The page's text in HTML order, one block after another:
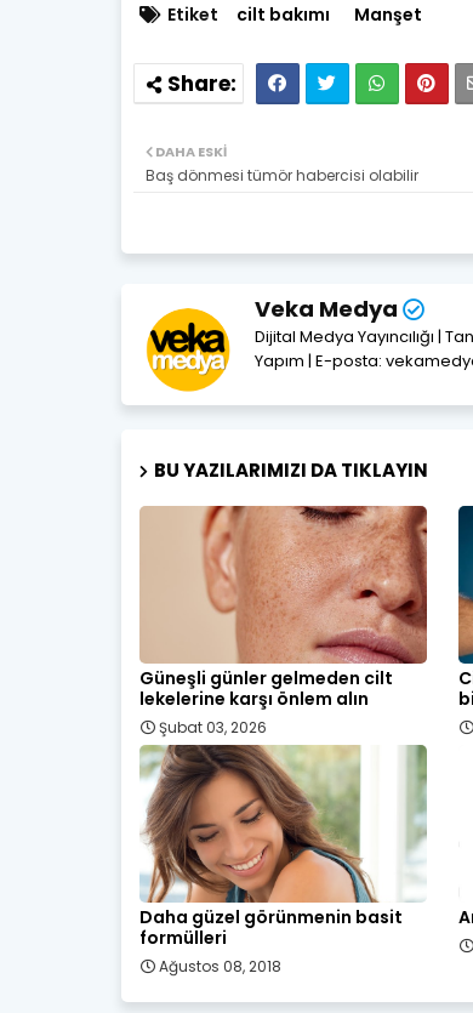
Etiket cilt bakımı Manşet
DAHA ESKI
Baş dönmesi tümör habercisi olabilir
Veka Medya
Dijital Medya Yayıncılığı |
Yapım | E-posta:
BU YAZILARIMIZI DA TIKLAYIN
Güneşli günler gelmeden cilt
lekelerine karşı önlem alın
Şubat 03, 2026
Daha güzel görünmenin basit
formülleri
Ağustos 08, 2018